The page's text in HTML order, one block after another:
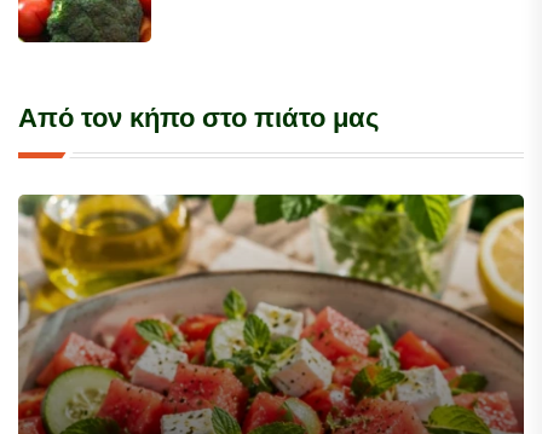
Από τον κήπο στο πιάτο μας